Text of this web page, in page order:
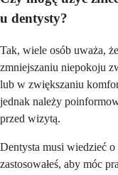
u dentysty?
Tak, wiele osób uważa,
zmniejszaniu niepokoju
lub w zwiększaniu
jednak należy
przed wizytą.
Dentysta musi wiedzieć
zastosowałeś, aby móc